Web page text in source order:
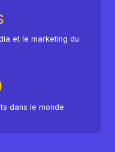
et le marketing du
dans le monde